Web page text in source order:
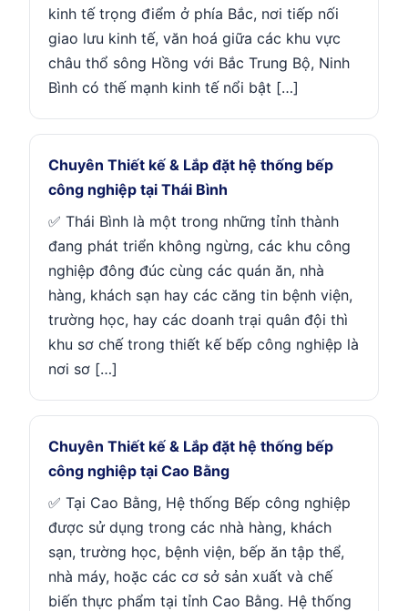
kinh tế trọng điểm ở phía Bắc, nơi tiếp nối
giao lưu kinh tế, văn hoá giữa các khu vực
châu thổ sông Hồng với Bắc Trung Bộ, Ninh
Bình có thế mạnh kinh tế nổi bật […]
Chuyên Thiết kế & Lắp đặt hệ thống bếp
công nghiệp tại Thái Bình
✅ Thái Bình là một trong những tỉnh thành
đang phát triển không ngừng, các khu công
nghiệp đông đúc cùng các quán ăn, nhà
hàng, khách sạn hay các căng tin bệnh viện,
trường học, hay các doanh trại quân đội thì
khu sơ chế trong thiết kế bếp công nghiệp là
nơi sơ […]
Chuyên Thiết kế & Lắp đặt hệ thống bếp
công nghiệp tại Cao Bằng
✅ Tại Cao Bằng, Hệ thống Bếp công nghiệp
được sử dụng trong các nhà hàng, khách
sạn, trường học, bệnh viện, bếp ăn tập thể,
nhà máy, hoặc các cơ sở sản xuất và chế
biến thực phẩm tại tỉnh Cao Bằng. Hệ thống